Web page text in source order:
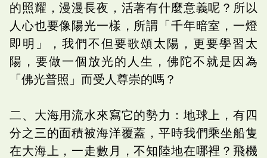
的照耀，漫漫長夜，活著有什麼意義呢？所以
人心也要像陽光一樣，所謂「千年暗室，一燈
即明」，我們不但要歌頌太陽，更要學習太
陽，要做一個放光的人生，佛陀不就是因為
「佛光普照」而受人尊崇的嗎？
二、大海用流水來寫它的勢力：地球上，有四
分之三的面積被海洋覆蓋，平時我們乘坐船隻
在大海上，一走數月，不知陸地在哪裡？飛機